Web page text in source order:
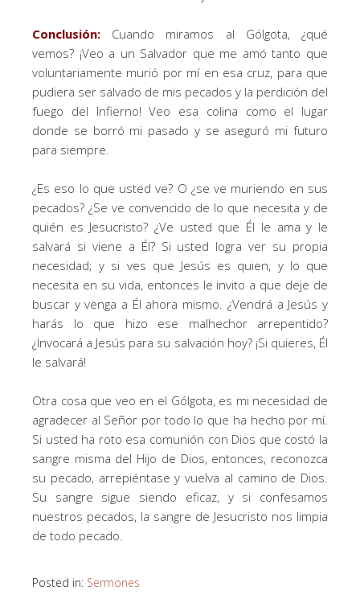
Conclusión:
Cuando miramos al Gólgota, ¿qué
vemos? ¡Veo a un Salvador que me amó tanto que
voluntariamente murió por mí en esa cruz, para que
pudiera ser salvado de mis pecados y la perdición del
fuego del Infierno! Veo esa colina como el lugar
donde se borró mi pasado y se aseguró mi futuro
para siempre.
¿Es eso lo que usted ve? O ¿se ve muriendo en sus
pecados? ¿Se ve convencido de lo que necesita y de
quién es Jesucristo? ¿Ve usted que Él le ama y le
salvará si viene a Él? Si usted logra ver su propia
necesidad; y si ves que Jesús es quien, y lo que
necesita en su vida, entonces le invito a que deje de
buscar y venga a Él ahora mismo. ¿Vendrá a Jesús y
harás lo que hizo ese malhechor arrepentido?
¿Invocará a Jesús para su salvación hoy? ¡Si quieres, Él
le salvará!
Otra cosa que veo en el Gólgota, es mi necesidad de
agradecer al Señor por todo lo que ha hecho por mí.
Si usted ha roto esa comunión con Dios que costó la
sangre misma del Hijo de Dios, entonces, reconozca
su pecado, arrepiéntase y vuelva al camino de Dios.
Su sangre sigue siendo eficaz, y si confesamos
nuestros pecados, la sangre de Jesucristo nos limpia
de todo pecado.
Posted in: Sermones